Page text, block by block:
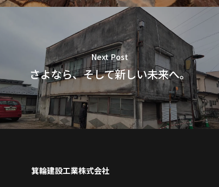
Next Post
さよなら、そして新しい未来へ。
箕輪建設工業株式会社